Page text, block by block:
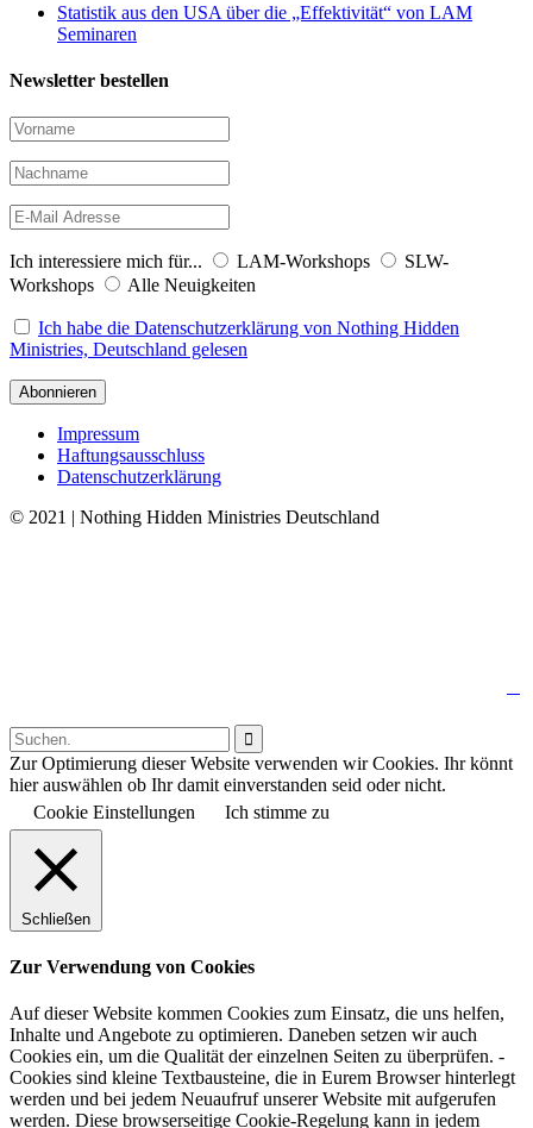
Statistik aus den USA über die „Effektivität“ von LAM
Seminaren
Newsletter bestellen
Ich interessiere mich für... LAM-Workshops
SLW-
Workshops
Alle Neuigkeiten
Ich habe die Datenschutzerklärung von Nothing Hidden
Ministries, Deutschland gelesen
Impressum
Haftungsausschluss
Datenschutzerklärung
© 2021 | Nothing Hidden Ministries Deutschland

Zur Optimierung dieser Website verwenden wir Cookies. Ihr könnt
hier auswählen ob Ihr damit einverstanden seid oder nicht.
Cookie Einstellungen
Ich stimme zu
Schließen
Zur Verwendung von Cookies
Auf dieser Website kommen Cookies zum Einsatz, die uns helfen,
Inhalte und Angebote zu optimieren. Daneben setzen wir auch
Cookies ein, um die Qualität der einzelnen Seiten zu überprüfen. -
Cookies sind kleine Textbausteine, die in Eurem Browser hinterlegt
werden und bei jedem Neuaufruf unserer Website mit aufgerufen
werden. Diese browserseitige Cookie-Regelung kann in jedem